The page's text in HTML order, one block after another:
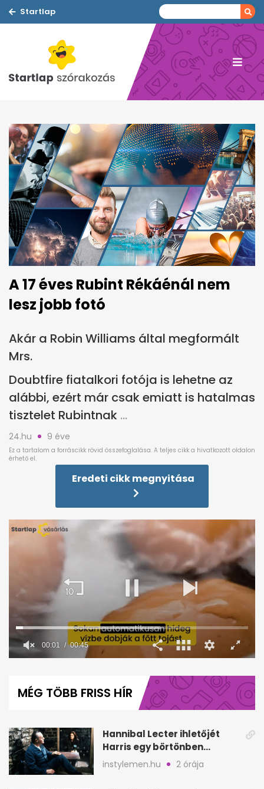
Startlap
A 17 éves Rubint Rékáénál nem
lesz jobb fotó
Akár a Robin Williams által megformált
Mrs.
Doubtfire fiatalkori fotója is lehetne az
alábbi, ezért már csak emiatt is hatalmas
tisztelet Rubintnak
24.hu 9 éve
Eredeti cikk megnyitása
45
seconds
00:02 00:45
MÉG TÖBB FRISS HÍR
Hannibal Lecter ihletőjét
Harris egy börtönben
ismerte meg
instylemen.hu 2 órája